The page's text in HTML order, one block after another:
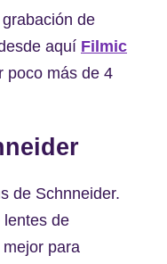
de
aquí Filmic
poco más de 4
de Schnneider.
lentes de
para